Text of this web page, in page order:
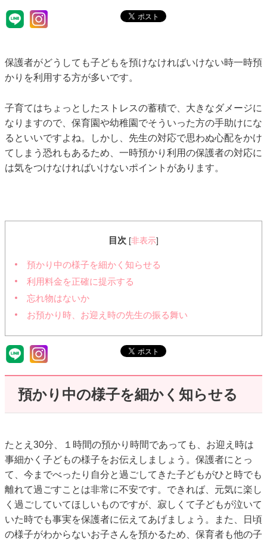
保護者がどうしても子どもを預けなければいけない時一時預
かりを利用する方が多いです。
子育てはちょっとしたストレスの蓄積で、大きなダメージに
なりますので、保育園や幼稚園でそういった方の手助けにな
るといいですよね。しかし、先生の対応で思わぬ心配をかけ
てしまう恐れもあるため、一時預かり利用の保護者の対応に
は気をつけなければいけないポイントがあります。
目次 [非表示]
預かり中の様子を細かく知らせる
利用料金を正確に提示する
忘れ物はないか
お預かり時、お迎え時の先生の振る舞い
預かり中の様子を細かく知らせる
たとえ30分、１時間の預かり時間であっても、お迎え時は
事細かく子どもの様子をお伝えしましょう。保護者にとっ
て、今までべったり自分と過ごしてきた子どもがひと時でも
離れて過ごすことは非常に不安です。できれば、元気に楽し
く過ごしていてほしいものですが、寂しくて子どもが泣いて
いた時でも事実を保護者に伝えてあげましょう。また、日頃
の様子がわからないお子さんを預かるため、保育者も他の子